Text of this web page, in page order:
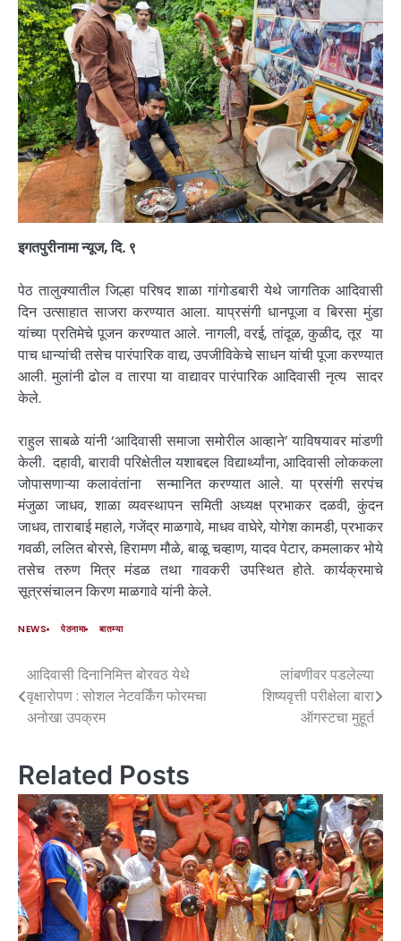
इगतपुरीनामा न्यूज, दि. ९
पेठ तालुक्यातील जिल्हा परिषद शाळा गांगोडबारी येथे जागतिक आदिवासी
दिन उत्साहात साजरा करण्यात आला. याप्रसंगी धानपूजा व बिरसा मुंडा
यांच्या प्रतिमेचे पूजन करण्यात आले. नागली, वरई, तांदूळ, कुळीद, तूर या
पाच धान्यांची तसेच पारंपारिक वाद्य, उपजीविकेचे साधन यांची पूजा करण्यात
आली. मुलांनी ढोल व तारपा या वाद्यावर पारंपारिक आदिवासी नृत्य सादर
केले.
राहुल साबळे यांनी ‘आदिवासी समाजा समोरील आव्हाने’ याविषयावर मांडणी
केली. दहावी, बारावी परिक्षेतील यशाबद्दल विद्यार्थ्यांना, आदिवासी लोककला
जोपासणाऱ्या कलावंतांना सन्मानित करण्यात आले. या प्रसंगी सरपंच
मंजुळा जाधव, शाळा व्यवस्थापन समिती अध्यक्ष प्रभाकर दळवी, कुंदन
जाधव, ताराबाई महाले, गजेंद्र माळगावे, माधव वाघेरे, योगेश कामडी, प्रभाकर
गवळी, ललित बोरसे, हिरामण मौळे, बाळू चव्हाण, यादव पेटार, कमलाकर भोये
तसेच तरुण मित्र मंडळ तथा गावकरी उपस्थित होते. कार्यक्रमाचे
सूत्रसंचालन किरण माळगावे यांनी केले.
NEWS पेठनामा बातम्या
आदिवासी दिनानिमित्त बोरवठ येथे
वृक्षारोपण : सोशल नेटवर्किंग फोरमचा
अनोखा उपक्रम
लांबणीवर पडलेल्या
शिष्यवृत्ती परीक्षेला बारा
ऑगस्टचा मुहूर्त
Related Posts